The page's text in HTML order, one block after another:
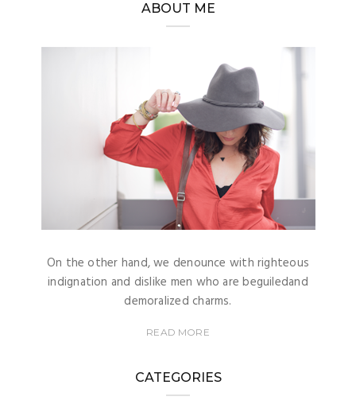
ABOUT ME
On the other hand, we denounce with righteous
indignation and dislike men who are beguiledand
demoralized charms.
READ MORE
CATEGORIES